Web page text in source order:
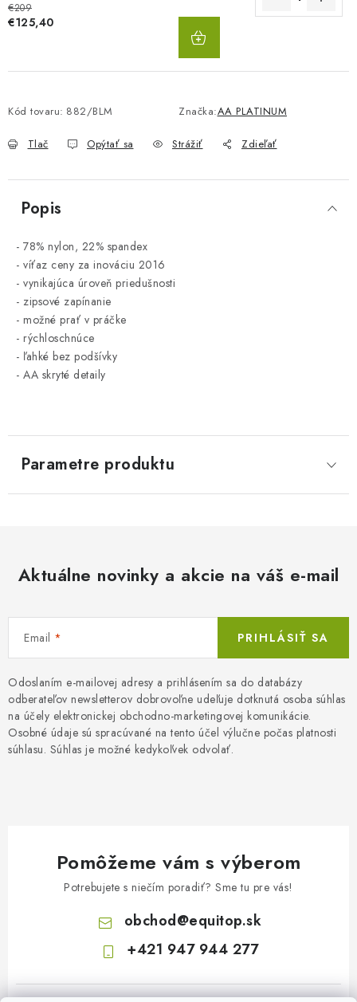
€209
€125,40
Kód tovaru: 882/BLM Značka:AA PLATINUM
Tlač Opýtať sa Strážiť Zdieľať
Popis
- 78% nylon, 22% spandex
- víťaz ceny za inováciu 2016
- vynikajúca úroveň priedušnosti
- zipsové zapínanie
- možné prať v práčke
- rýchloschnúce
- ľahké bez podšívky
- AA skryté detaily
Parametre produktu
Aktuálne novinky a akcie na váš e-mail
Email
Odoslaním e-mailovej adresy a prihlásením sa do databázy
odberateľov newsletterov dobrovoľne udeľuje dotknutá osoba súhlas
na účely elektronickej obchodno-marketingovej komunikácie.
Osobné údaje sú spracúvané na tento účel výlučne počas platnosti
súhlasu. Súhlas je možné kedykoľvek odvolať.
PRIHLÁSIŤ SA
Pomôžeme vám s výberom
Potrebujete s niečím poradiť? Sme tu pre vás!
obchod@equitop.sk
+421 947 944 277